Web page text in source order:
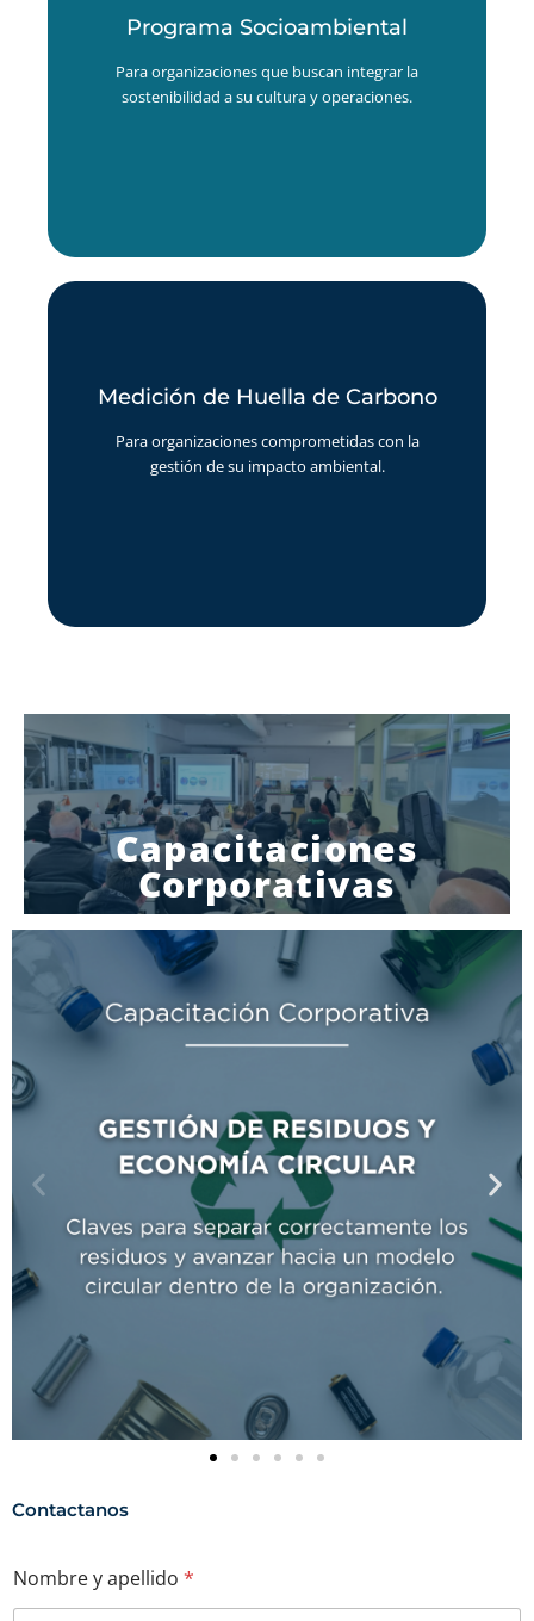
Programa Socioambiental
Para organizaciones que buscan integrar la
sostenibilidad a su cultura y operaciones.
Programa Socioambiental
Responsabilidad Social Empresaria con foco
ambiental y comunitario, para alinear tu propósito
Medición de Huella de Carbono
Para organizaciones comprometidas con la
gestión de su impacto ambiental.
Medición de Huella de Carbono
Invernadero (GEI) generadas por tu organización,
como punto de partida para definir estrategias de
Capacitaciones
Corporativas
Contactanos
E
m
Nombre y apellido *